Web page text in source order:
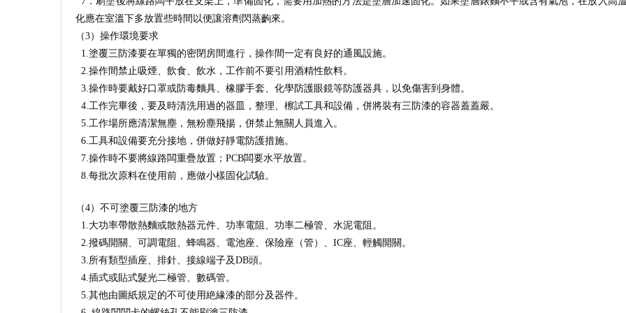
化應在室溫下多放置些時間以便讓溶劑閃蒸齣來。
（3）操作環境要求
1.塗覆三防漆要在單獨的密閉房間進行，操作間一定有良好的通風設施。
2.操作間禁止吸煙、飲食、飲水，工作前不要引用酒精性飲料。
3.操作時要戴好口罩或防毒麵具、橡膠手套、化學防護眼鏡等防護器具，以免傷害到身體。
4.工作完畢後，要及時清洗用過的器皿，整理、檫試工具和設備，併將裝有三防漆的容器蓋蓋嚴。
5.工作場所應清潔無塵，無粉塵飛揚，併禁止無關人員進入。
6.工具和設備要充分接地，併做好靜電防護措施。
7.操作時不要將線路闆重疊放置；PCB闆要水平放置。
8.每批次原料在使用前，應做小樣固化試驗。
（4）不可塗覆三防漆的地方
1.大功率帶散熱麵或散熱器元件、功率電阻、功率二極管、水泥電阻。
2.撥碼開關、可調電阻、蜂鳴器、電池座、保險座（管）、IC座、輕觸開關。
3.所有類型插座、排針、接線端子及DB頭。
4.插式或貼式髮光二極管、數碼管。
5.其他由圖紙規定的不可使用絶緣漆的部分及器件。